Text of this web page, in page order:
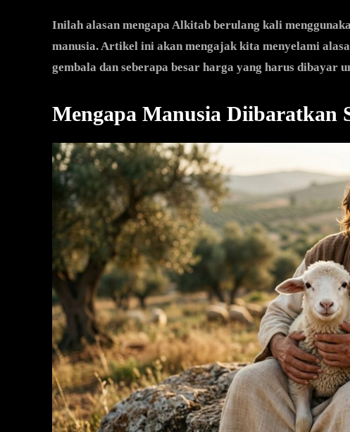
Inilah alasan mengapa Alkitab berulang kali
manusia. Artikel ini akan mengajak kita menyelami
gembala dan seberapa besar harga yang harus dibayar
Mengapa Manusia Diibaratkan